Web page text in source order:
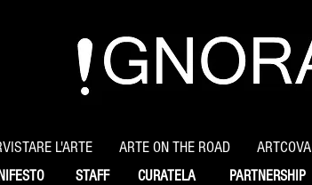
L'ARTE ARTE ON THE ROAD ARTCOVA
STAFF CURATELA PARTNERSHIP